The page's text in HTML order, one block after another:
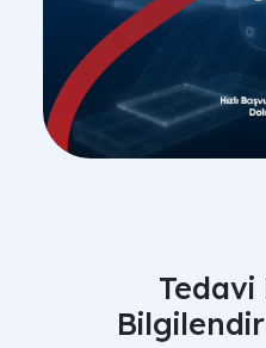
Tedavi